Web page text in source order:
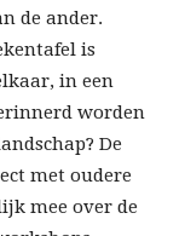
de ander.
is
in een
worden
De
met oudere
mee over de